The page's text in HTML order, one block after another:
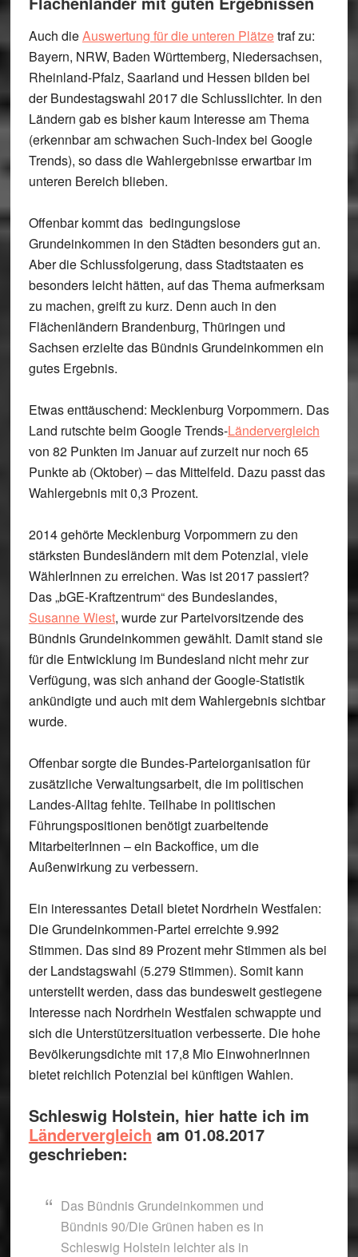
Auch dieAuswertung für die unteren Plätzetraf zu:
Bayern, NRW, Baden Württemberg, Niedersachsen,
Rheinland-Pfalz, Saarland und Hessen bilden bei
der Bundestagswahl 2017 die Schlusslichter. In den
Ländern gab es bisher kaum Interesse am Thema
(erkennbar am schwachen Such-Index bei Google
Trends), so dass die Wahlergebnisse erwartbar im
unteren Bereich blieben.
Offenbar kommt das bedingungslose
Grundeinkommen in den Städten besonders gut an.
Aber die Schlussfolgerung, dass Stadtstaaten es
besonders leicht hätten, auf das Thema aufmerksam
zu machen, greift zu kurz. Denn auch in den
Flächenländern Brandenburg, Thüringen und
Sachsen erzielte das Bündnis Grundeinkommen ein
gutes Ergebnis.
Etwas enttäuschend: Mecklenburg Vorpommern. Das
Land rutschte beim Google Trends-Ländervergleich
von 82 Punkten im Januar auf zurzeit nur noch 65
Punkte ab (Oktober) – das Mittelfeld. Dazu passt das
Wahlergebnis mit 0,3 Prozent.
2014 gehörte Mecklenburg Vorpommern zu den
stärksten Bundesländern mit dem Potenzial, viele
WählerInnen zu erreichen. Was ist 2017 passiert?
Das „bGE-Kraftzentrum“ des Bundeslandes,
Susanne Wiest, wurde zur Parteivorsitzende des
Bündnis Grundeinkommen gewählt. Damit stand sie
für die Entwicklung im Bundesland nicht mehr zur
Verfügung, was sich anhand der Google-Statistik
ankündigte und auch mit dem Wahlergebnis sichtbar
wurde.
Offenbar sorgte die Bundes-Parteiorganisation für
zusätzliche Verwaltungsarbeit, die im politischen
Landes-Alltag fehlte. Teilhabe in politischen
Führungspositionen benötigt zuarbeitende
MitarbeiterInnen – ein Backoffice, um die
Außenwirkung zu verbessern.
Ein interessantes Detail bietetNordrhein Westfalen:
Die Grundeinkommen-Partei erreichte 9.992
Stimmen. Das sind 89 Prozent mehr Stimmen als bei
der Landstagswahl (5.279 Stimmen). Somit kann
unterstellt werden, dass das bundesweit gestiegene
Interesse nach Nordrhein Westfalen schwappte und
sich die Unterstützersituation verbesserte. Die hohe
Bevölkerungsdichte mit 17,8 Mio EinwohnerInnen
bietet reichlich Potenzial bei künftigen Wahlen.
Schleswig Holstein, hier hatte ich im
Ländervergleich am 01.08.2017
geschrieben:
Das Bündnis Grundeinkommen und
Bündnis 90/Die Grünen haben es in
Schleswig Holstein leichter als in